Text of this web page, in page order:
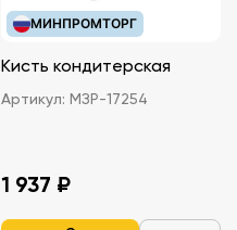
МИНПРОМТОРГ
Кисть кондитерская
Артикул: МЗР-17254
1 937 ₽